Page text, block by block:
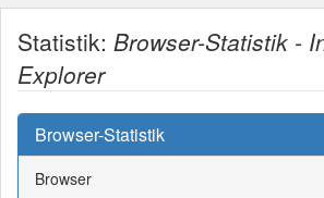
Statistik: Browser-Statistik -
Explorer
Browser-Statistik
Browser